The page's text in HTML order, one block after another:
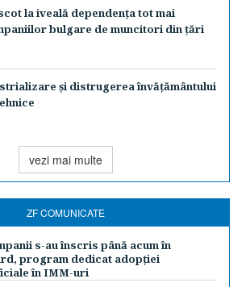
la iveală dependenţa tot mai
bulgare de muncitori din ţări
şi distrugerea învăţământului
vezi mai multe
ZF COMUNICATE
s-au înscris până acum în
program dedicat adopției
în IMM-uri